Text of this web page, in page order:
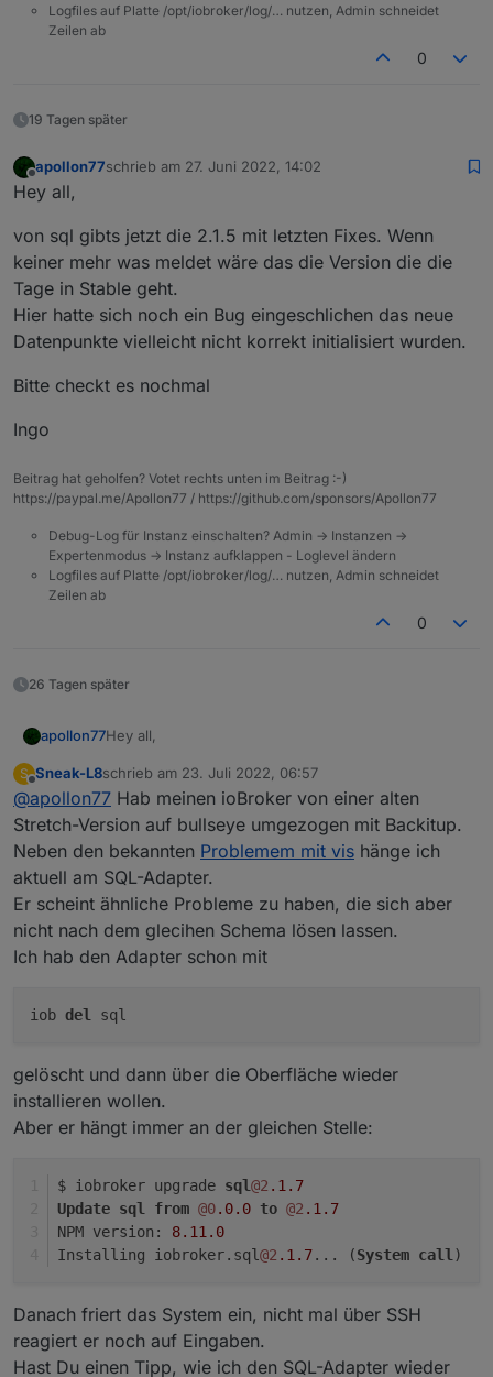
Logfiles auf Platte /opt/iobroker/log/… nutzen, Admin schneidet
Zeilen ab
0
19 Tagen später
Offline
apollon77schrieb am 27. Juni 2022, 14:02
zuletzt editiert von
Hey all,
von sql gibts jetzt die 2.1.5 mit letzten Fixes. Wenn
keiner mehr was meldet wäre das die Version die die
Tage in Stable geht.
Hier hatte sich noch ein Bug eingeschlichen das neue
Datenpunkte vielleicht nicht korrekt initialisiert wurden.
Bitte checkt es nochmal
Ingo
Beitrag hat geholfen? Votet rechts unten im Beitrag :-)
https://paypal.me/Apollon77 / https://github.com/sponsors/Apollon77
Debug-Log für Instanz einschalten? Admin -> Instanzen ->
Expertenmodus -> Instanz aufklappen - Loglevel ändern
Logfiles auf Platte /opt/iobroker/log/… nutzen, Admin schneidet
Zeilen ab
0
26 Tagen später
apollon77Hey all,
von sql gibts jetzt die 2.1.5 mit letzten Fixes. Wenn
keiner mehr was meldet wäre das die Version die die
Tage in Stable geht.
Hier hatte sich noch ein Bug eingeschlichen das
neue Datenpunkte vielleicht nicht korrekt initialisiert
wurden.
Bitte checkt es nochmal
Ingo
S
Offline
Sneak-L8schrieb am 23. Juli 2022, 06:57
zuletzt editiert von
@apollon77 Hab meinen ioBroker von einer alten
Stretch-Version auf bullseye umgezogen mit Backitup.
Neben den bekannten Problemem mit vis hänge ich
aktuell am SQL-Adapter.
Er scheint ähnliche Probleme zu haben, die sich aber
nicht nach dem glecihen Schema lösen lassen.
Ich hab den Adapter schon mit
iob del sql
gelöscht und dann über die Oberfläche wieder
installieren wollen.
Aber er hängt immer an der gleichen Stelle:
$ iobroker upgrade sql@2 .1 .7
Update sql from @0.0.0 to @2 .1 .7
NPM version: 8.11 .0
Installing iobroker.sql@2 .1 .7... (System call )
Danach friert das System ein, nicht mal über SSH
reagiert er noch auf Eingaben.
Hast Du einen Tipp, wie ich den SQL-Adapter wieder